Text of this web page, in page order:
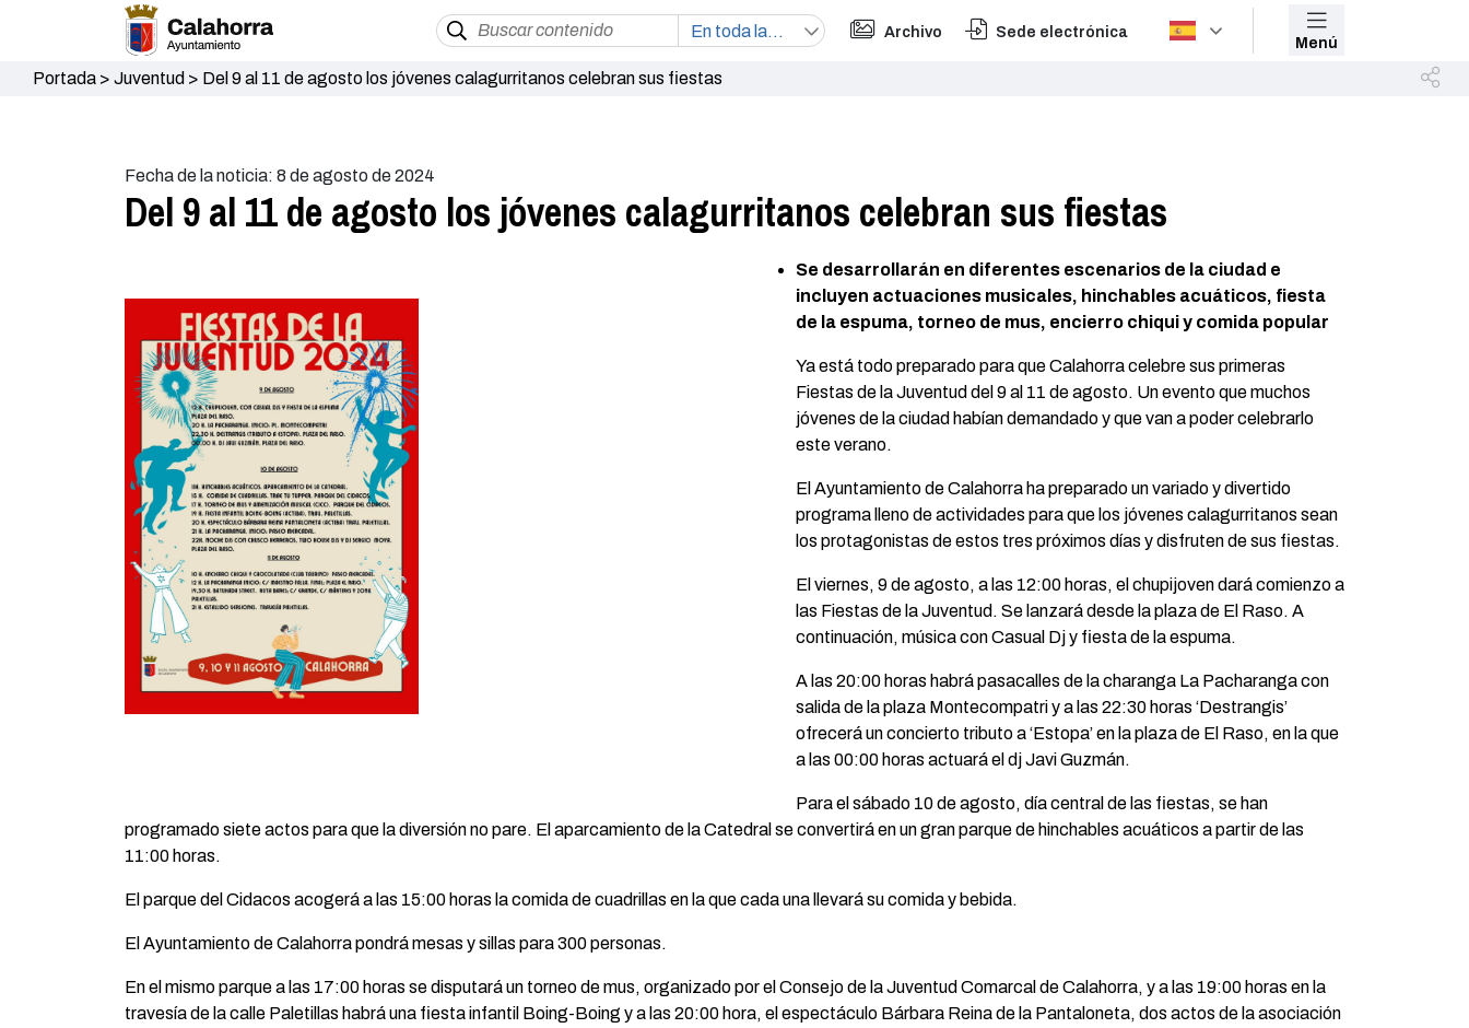
Archivo Sede electrónica
Menú
Portada> Juventud > Del 9 al 11 de agosto los jóvenes calagurritanos celebran sus fiestas
Fecha de la noticia: 8 de agosto de 2024
Del 9 al 11 de agosto los jóvenes calagurritanos celebran sus fiestas
Se desarrollarán en diferentes escenarios de la ciudad e
incluyen actuaciones musicales, hinchables acuáticos, fiesta
de la espuma, torneo de mus, encierro chiqui y comida popular
Ya está todo preparado para que Calahorra celebre sus primeras
Fiestas de la Juventud del 9 al 11 de agosto. Un evento que muchos
jóvenes de la ciudad habían demandado y que van a poder celebrarlo
este verano.
El Ayuntamiento de Calahorra ha preparado un variado y divertido
programa lleno de actividades para que los jóvenes calagurritanos sean
los protagonistas de estos tres próximos días y disfruten de sus fiestas.
El viernes, 9 de agosto, a las 12:00 horas, el chupijoven dará comienzo a
las Fiestas de la Juventud. Se lanzará desde la plaza de El Raso. A
continuación, música con Casual Dj y fiesta de la espuma.
A las 20:00 horas habrá pasacalles de la charanga La Pacharanga con
salida de la plaza Montecompatri y a las 22:30 horas ‘Destrangis’
ofrecerá un concierto tributo a ‘Estopa’ en la plaza de El Raso, en la que
a las 00:00 horas actuará el dj Javi Guzmán.
Para el sábado 10 de agosto, día central de las fiestas, se han
programado siete actos para que la diversión no pare. El aparcamiento de la Catedral se convertirá en un gran parque de hinchables acuáticos a partir de las
11:00 horas.
El parque del Cidacos acogerá a las 15:00 horas la comida de cuadrillas en la que cada una llevará su comida y bebida.
El Ayuntamiento de Calahorra pondrá mesas y sillas para 300 personas.
En el mismo parque a las 17:00 horas se disputará un torneo de mus, organizado por el Consejo de la Juventud Comarcal de Calahorra, y a las 19:00 horas en la
travesía de la calle Paletillas habrá una fiesta infantil Boing-Boing y a las 20:00 hora, el espectáculo Bárbara Reina de la Pantaloneta, dos actos de la asociación